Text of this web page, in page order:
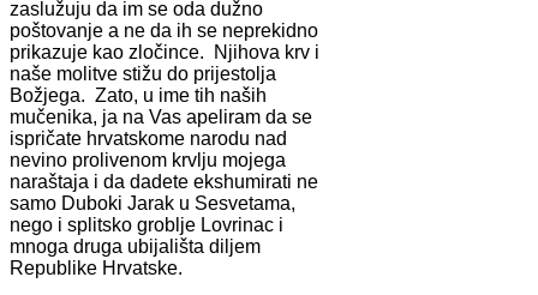
zaslužuju da im se oda dužno
poštovanje a ne da ih se neprekidno
prikazuje kao zločince. Njihova krv i
naše molitve stižu do prijestolja
Božjega. Zato, u ime tih naših
mučenika, ja na Vas apeliram da se
ispričate hrvatskome narodu nad
nevino prolivenom krvlju mojega
naraštaja i da dadete ekshumirati ne
samo Duboki Jarak u Sesvetama,
nego i splitsko groblje Lovrinac i
mnoga druga ubijališta diljem
Republike Hrvatske.